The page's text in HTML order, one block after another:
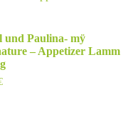
und Paulina- mÿ
– Appetizer Lamm